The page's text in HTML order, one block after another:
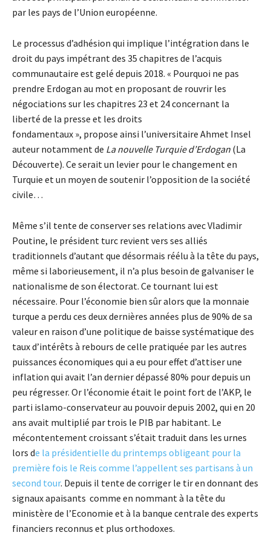
par les pays de l’Union européenne.
Le processus d’adhésion qui implique l’intégration dans le
droit du pays impétrant des 35 chapitres de l’acquis
communautaire est gelé depuis 2018. « Pourquoi ne pas
prendre Erdogan au mot en proposant de rouvrir les
négociations sur les chapitres 23 et 24 concernant la
liberté de la presse et les droits
fondamentaux », propose ainsi l’universitaire Ahmet Insel
auteur notamment de La nouvelle Turquie d’Erdogan (La
Découverte). Ce serait un levier pour le changement en
Turquie et un moyen de soutenir l’opposition de la société
civile…
Même s’il tente de conserver ses relations avec Vladimir
Poutine, le président turc revient vers ses alliés
traditionnels d’autant que désormais réélu à la tête du pays,
même si laborieusement, il n’a plus besoin de galvaniser le
nationalisme de son électorat. Ce tournant lui est
nécessaire. Pour l’économie bien sûr alors que la monnaie
turque a perdu ces deux dernières années plus de 90% de sa
valeur en raison d’une politique de baisse systématique des
taux d’intérêts à rebours de celle pratiquée par les autres
puissances économiques qui a eu pour effet d’attiser une
inflation qui avait l’an dernier dépassé 80% pour depuis un
peu régresser. Or l’économie était le point fort de l’AKP, le
parti islamo-conservateur au pouvoir depuis 2002, qui en 20
ans avait multiplié par trois le PIB par habitant. Le
mécontentement croissant s’était traduit dans les urnes
lors de la présidentielle du printemps obligeant pour la
première fois le Reis comme l’appellent ses partisans à un
second tour. Depuis il tente de corriger le tir en donnant des
signaux apaisants comme en nommant à la tête du
ministère de l’Economie et à la banque centrale des experts
financiers reconnus et plus orthodoxes.